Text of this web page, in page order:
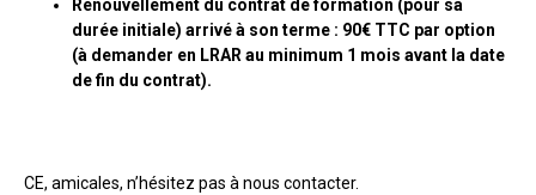
Renouvellement du contrat de formation (pour sa
durée initiale) arrivé à son terme : 90€ TTC par option
(à demander en LRAR au minimum 1 mois avant la date
de fin du contrat).
CE, amicales, n’hésitez pas à nous contacter.